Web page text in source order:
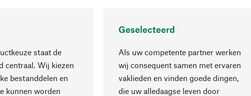
staat de
centraal. Wij kiezen
bestanddelen en
kunnen worden
Geselecteerd
Als uw competente partner werken
wij consequent samen met ervaren
vaklieden en vinden goede dingen,
die uw alledaagse leven door